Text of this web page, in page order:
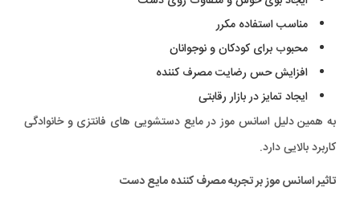
مناسب استفاده مکرر
محبوب برای کودکان و نوجوانان
افزایش حس رضایت مصرف کننده
ایجاد تمایز در بازار رقابتی
به همین دلیل اسانس موز در مایع دستشویی های فانتزی و خانوادگی
کاربرد بالایی دارد.
تاثیر اسانس موز بر تجربه مصرف کننده مایع دست